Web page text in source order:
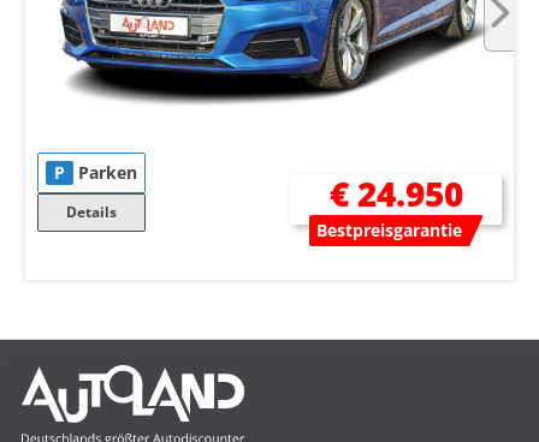
P Parken
Details € 24.950
Bestpreisgarantie